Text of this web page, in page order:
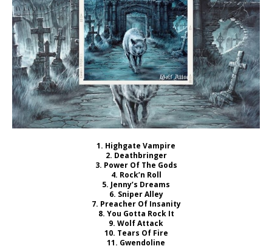
1. Highgate Vampire
2. Deathbringer
3. Power Of The Gods
4. Rock’n Roll
5. Jenny’s Dreams
6. Sniper Alley
7. Preacher Of Insanity
8. You Gotta Rock It
9. Wolf Attack
10. Tears Of Fire
11. Gwendoline